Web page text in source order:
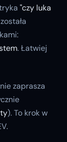
"czy luka
została
. Łatwiej
zaprasza
). To krok w